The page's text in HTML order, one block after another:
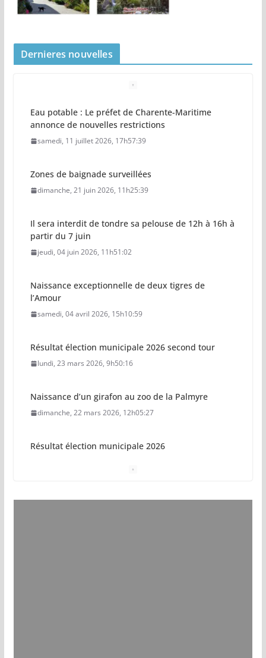
Dernieres nouvelles
Eau potable : Le préfet de Charente-Maritime
annonce de nouvelles restrictions
samedi, 11 juillet 2026, 17h57:39
Zones de baignade surveillées
dimanche, 21 juin 2026, 11h25:39
Il sera interdit de tondre sa pelouse de 12h à 16h à
partir du 7 juin
jeudi, 04 juin 2026, 11h51:02
Naissance exceptionnelle de deux tigres de
l’Amour
samedi, 04 avril 2026, 15h10:59
Résultat élection municipale 2026 second tour
lundi, 23 mars 2026, 9h50:16
Naissance d’un girafon au zoo de la Palmyre
dimanche, 22 mars 2026, 12h05:27
Résultat élection municipale 2026